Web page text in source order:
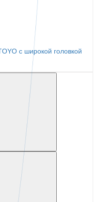
с широкой головкой